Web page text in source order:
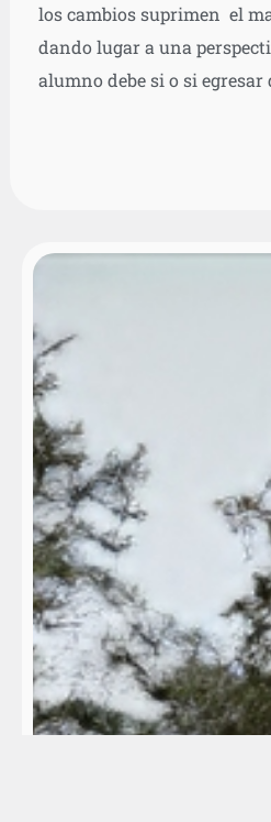
los cambios suprimen el
dando lugar a una
alumno debe si o si